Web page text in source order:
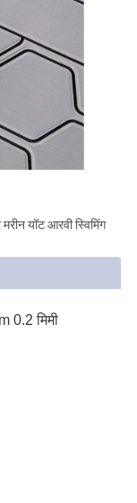
यॉट आरवी स्विमिंग
0.2 मिमी